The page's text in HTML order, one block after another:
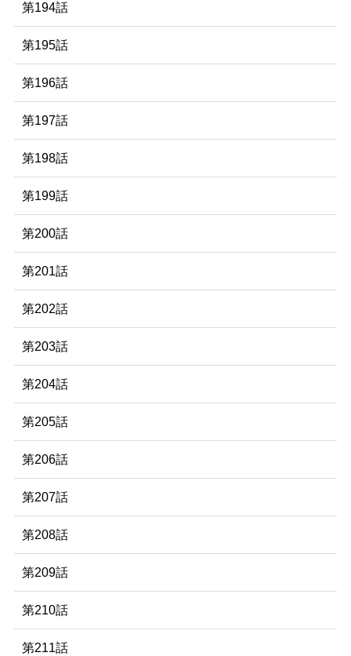
第194話
第195話
第196話
第197話
第198話
第199話
第200話
第201話
第202話
第203話
第204話
第205話
第206話
第207話
第208話
第209話
第210話
第211話